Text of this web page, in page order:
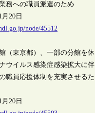
務への職員派遣のため
月20日
node/45512
（東京都）、一部の分館を休
ウイルス感染症感染拡大に伴
職員応援体制を充実させるた
月20日